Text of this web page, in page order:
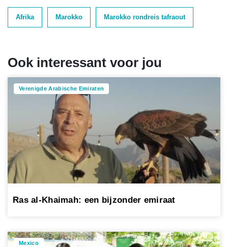
Afrika Marokko Marokko rondreis tafraout
Ook interessant voor jou
Verenigde Arabische Emiraten
Ras al-Khaimah: een bijzonder emiraat
Mexico